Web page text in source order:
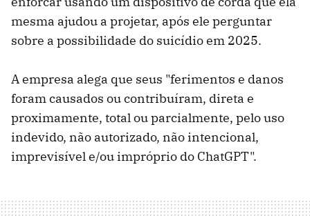
mesma ajudou a projetar, após ele perguntar
sobre a possibilidade do suicídio em 2025.
A empresa alega que seus "ferimentos e danos
foram causados ​​ou contribuíram, direta e
proximamente, total ou parcialmente, pelo uso
indevido, não autorizado, não intencional,
imprevisível e/ou impróprio do ChatGPT".